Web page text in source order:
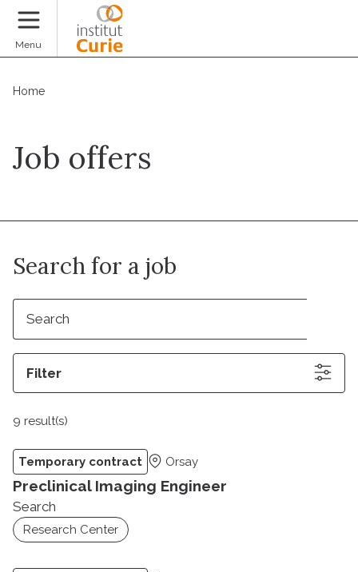
Menu
Home
Job offers
Search for a job
Filter
9 result(s)
Temporary contract Orsay
Preclinical Imaging Engineer
Search
Research Center